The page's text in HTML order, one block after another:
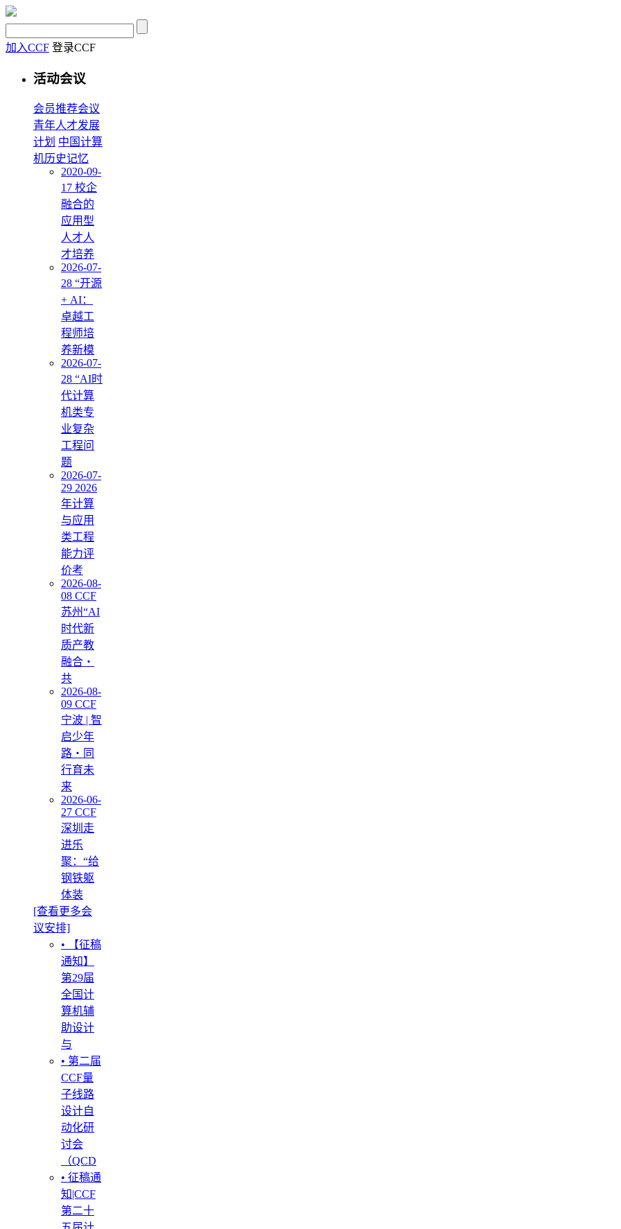
加入CCF 登录CCF
活动会议
会员推荐会议
青年人才发展
计划 中国计算
机历史记忆
2020-09-
17 校企
融合的
应用型
人才人
才培养
2026-07-
28 “开源
+ AI：
卓越工
程师培
养新模
2026-07-
28 “AI时
代计算
机类专
业复杂
工程问
题
2026-07-
29 2026
年计算
与应用
类工程
能力评
价考
2026-08-
08 CCF
苏州“AI
时代新
质产教
融合・
共
2026-08-
09 CCF
宁波 | 智
启少年
路・同
行育未
来
2026-06-
27 CCF
深圳走
进乐
聚：“给
钢铁躯
体装
[查看更多会
议安排]
• 【征稿
通知】
第29届
全国计
算机辅
助设计
与
• 第二届
CCF量
子线路
设计自
动化研
讨会
（QCD
• 征稿通
知|CCF
第二十